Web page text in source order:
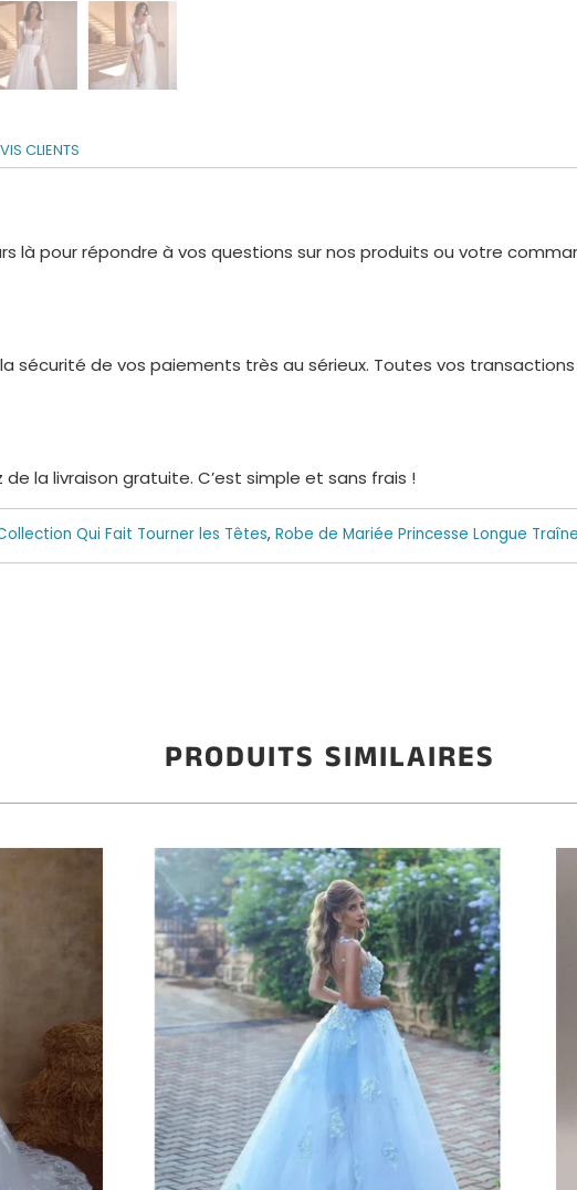
CLIENTS
là pour répondre à vos questions sur nos produits ou votre
sécurité de vos paiements très au sérieux. Toutes vos
la livraison gratuite. C’est simple et sans frais !
Qui Fait Tourner les Têtes, Robe de Mariée Princesse Longue
PRODUITS SIMILAIRES